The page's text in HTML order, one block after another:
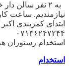
به ۲ نفر سالن
۰۷۱۳۶۲۴۷۲۴۴
استخدام رستوران
استخدام